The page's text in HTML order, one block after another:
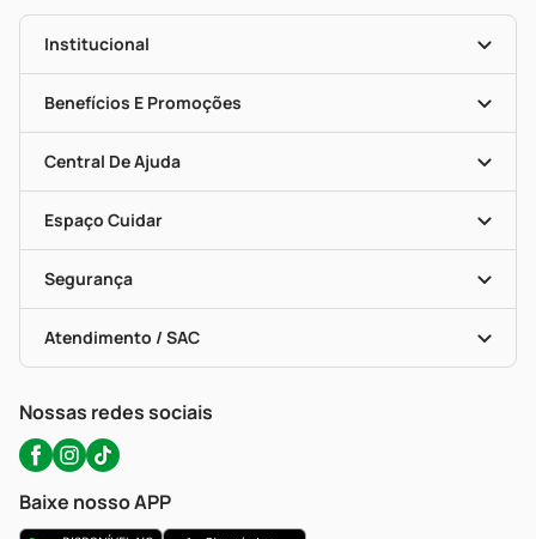
Institucional
História
Nossas Lojas
Mapa De Categorias
Blog Da PP
Seja Uma Loja Parceira
Benefícios E Promoções
Clube PP
Convênios
Programa Popular Do Brasil
Encarte De Ofertas
Dermaclub
Descontos De Laboratório (PBM)
Cupons E Ofertas
Central De Ajuda
Entrega
Recompra Programada
Compras Com Receita
Alomed (tele-Entrega)
Formas De Pagamento
Troca E Devolução
Bulas De A A Z
Políticas De Marketplace
Espaço Cuidar
Vacinas
Serviços Farmacêuticos
Testes Rápidos
Autoteste Covid-19
Segurança
Certificado De Segurança
Portal Da Privacidade
Atendimento / SAC
WhatsApp (47) 9202-1687
Nossas redes sociais
Baixe nosso APP